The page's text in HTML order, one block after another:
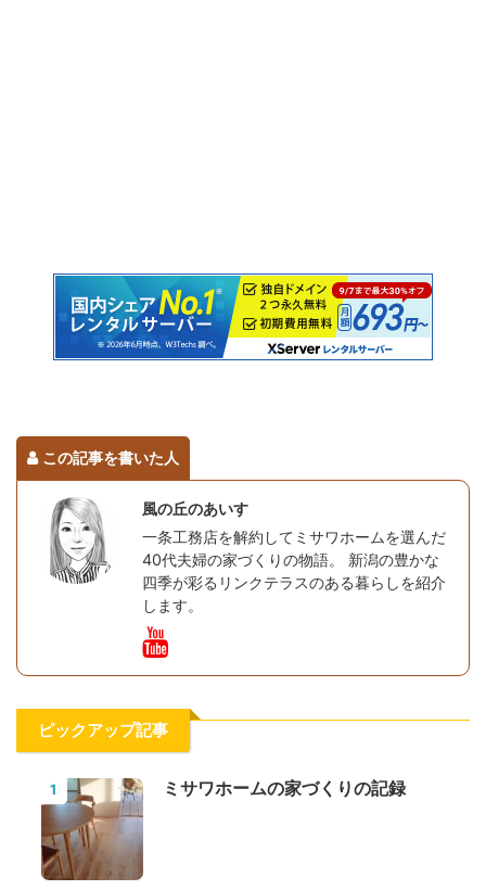
この記事を書いた人
風の丘のあいす
一条工務店を解約してミサワホームを選んだ
40代夫婦の家づくりの物語。 新潟の豊かな
四季が彩るリンクテラスのある暮らしを紹介
します。
ピックアップ記事
1 ミサワホームの家づくりの記録